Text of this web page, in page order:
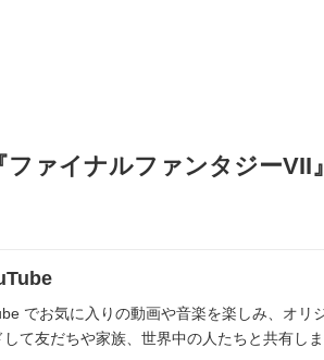
ファイナルファンタジー
でお気に入りの動画や音楽を楽しみ、オリ
して友だちや家族、世界中の人たちと共有しま